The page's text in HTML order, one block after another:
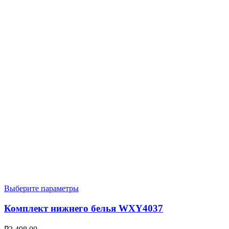
Выберите параметры
Комплект нижнего белья WXY4037